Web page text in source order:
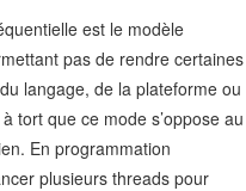
est le modèle
pas de rendre certaines
langage, de la plateforme ou
tort que ce mode s’oppose au
En programmation
plusieurs threads pour